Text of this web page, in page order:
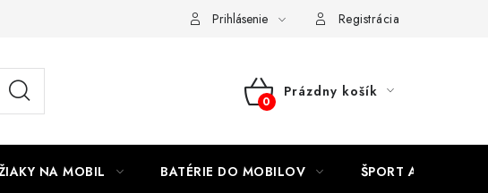
Prihlásenie Registrácia
NÁKUPNÝ
Prázdny košík
NA MOBIL BATÉRIE DO MOBILOV ŠPORT A HOBBY